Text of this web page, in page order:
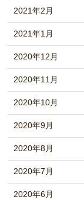
2021年2月
2021年1月
2020年12月
2020年11月
2020年10月
2020年9月
2020年8月
2020年7月
2020年6月